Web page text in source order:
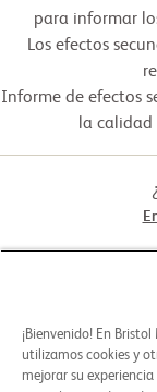
para informar
Los efectos
Informe de efectos
la
ACERCA DE
¡Bienvenido! En
utilizamos cookies y
mejorar su